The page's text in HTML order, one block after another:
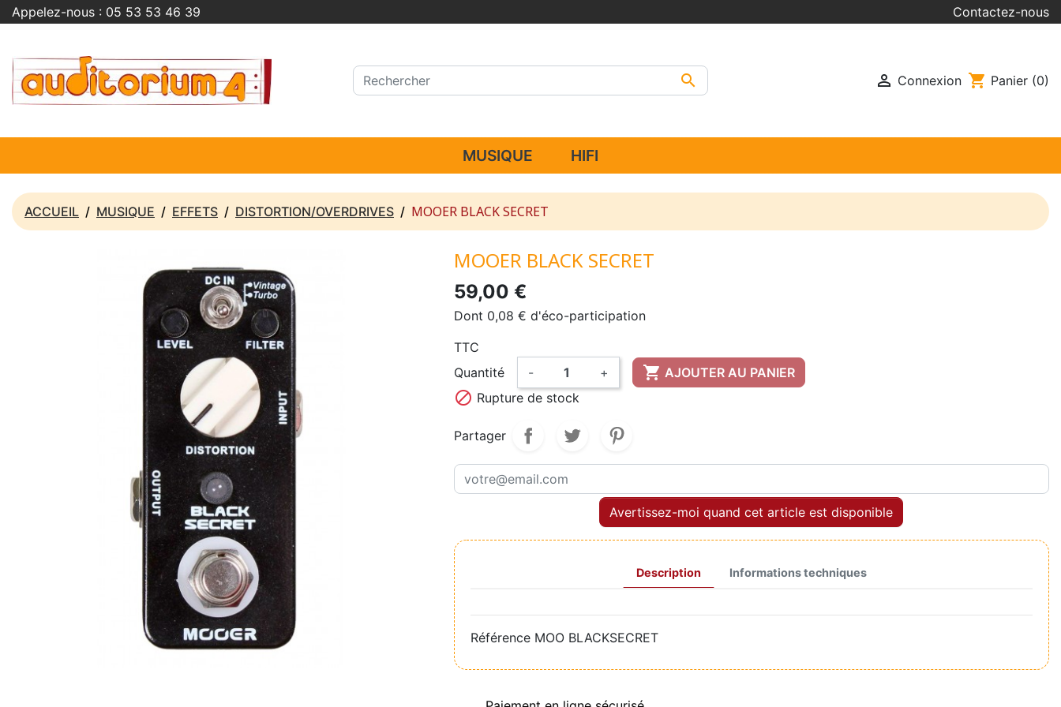
Appelez-nous : 05 53 53 46 39 Contactez-nous
  Connexion shopping_cart Panier (0)
MUSIQUE HIFI
ACCUEIL MUSIQUE EFFETS DISTORTION/OVERDRIVES MOOER BLACK SECRET
MOOER BLACK SECRET
59,00 €
Dont 0,08 € d'éco-participation
TTC
Quantité
- +  AJOUTER AU PANIER
 Rupture de stock
Partager
Avertissez-moi quand cet article est disponible
Description Informations techniques
Référence MOO BLACKSECRET